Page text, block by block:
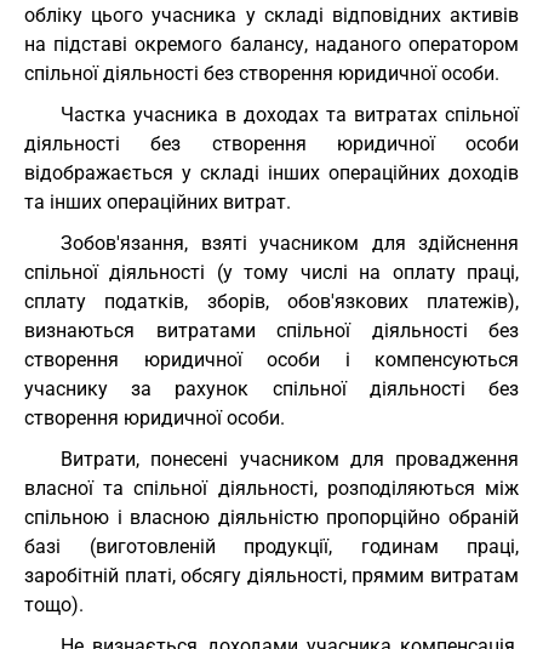
обліку цього учасника у складі відповідних активів
на підставі окремого балансу, наданого оператором
спільної діяльності без створення юридичної особи.
Частка учасника в доходах та витратах спільної
діяльності без створення юридичної особи
відображається у складі інших операційних доходів
та інших операційних витрат.
Зобов'язання, взяті учасником для здійснення
спільної діяльності (у тому числі на оплату праці,
сплату податків, зборів, обов'язкових платежів),
визнаються витратами спільної діяльності без
створення юридичної особи і компенсуються
учаснику за рахунок спільної діяльності без
створення юридичної особи.
Витрати, понесені учасником для провадження
власної та спільної діяльності, розподіляються між
спільною і власною діяльністю пропорційно обраній
базі (виготовленій продукції, годинам праці,
заробітній платі, обсягу діяльності, прямим витратам
тощо).